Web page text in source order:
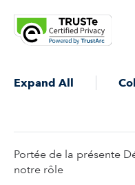
Expand All
Portée de la présente
notre rôle